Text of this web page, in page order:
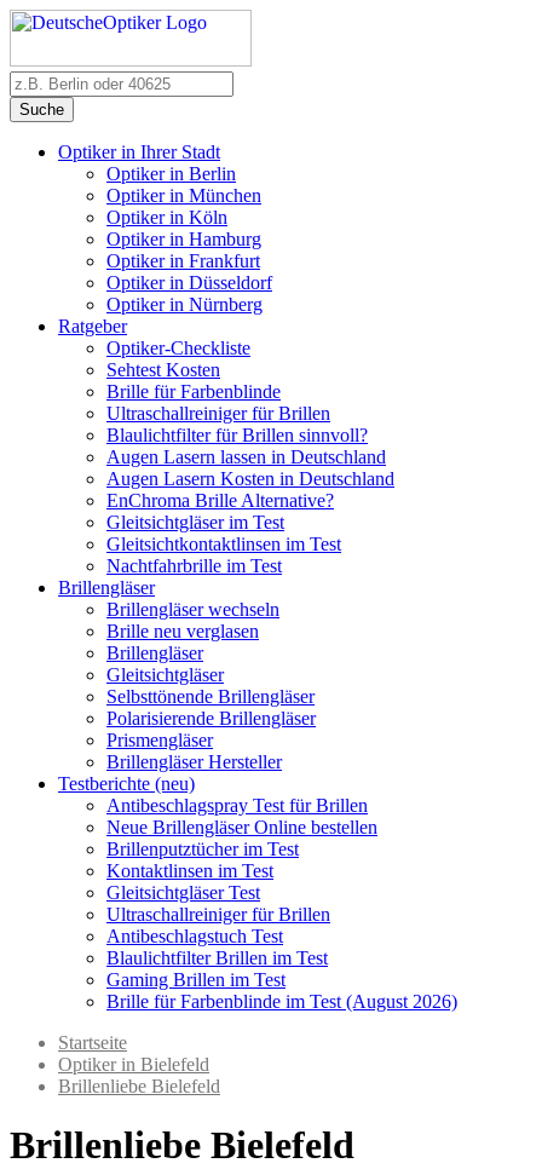
Suche
Optiker in Ihrer Stadt
Optiker in Berlin
Optiker in München
Optiker in Köln
Optiker in Hamburg
Optiker in Frankfurt
Optiker in Düsseldorf
Optiker in Nürnberg
Ratgeber
Optiker-Checkliste
Sehtest Kosten
Brille für Farbenblinde
Ultraschallreiniger für Brillen
Blaulichtfilter für Brillen sinnvoll?
Augen Lasern lassen in Deutschland
Augen Lasern Kosten in Deutschland
EnChroma Brille Alternative?
Gleitsichtgläser im Test
Gleitsichtkontaktlinsen im Test
Nachtfahrbrille im Test
Brillengläser
Brillengläser wechseln
Brille neu verglasen
Brillengläser
Gleitsichtgläser
Selbsttönende Brillengläser
Polarisierende Brillengläser
Prismengläser
Brillengläser Hersteller
Testberichte (neu)
Antibeschlagspray Test für Brillen
Neue Brillengläser Online bestellen
Brillenputztücher im Test
Kontaktlinsen im Test
Gleitsichtgläser Test
Ultraschallreiniger für Brillen
Antibeschlagstuch Test
Blaulichtfilter Brillen im Test
Gaming Brillen im Test
Brille für Farbenblinde im Test (August 2026)
Startseite
Optiker in Bielefeld
Brillenliebe Bielefeld
Brillenliebe Bielefeld